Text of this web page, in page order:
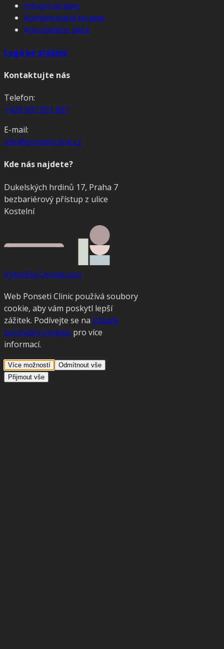
Infuzní terapie
Kombinovaná terapie
Koordinátor péče
Loga ke stažení
Kontaktujte nás
Telefon:
+420 607 001 007
E-mail:
info@ponseticlinic.cz
Kde nás najdete?
Dukelských hrdinů 17, Praha 7
bezbariérový přístup z ulice
Kostelní
Vytvořila Qerbia.com
Web Ponseti Clinic používá soubory
cookie, aby vám poskytl lepší
zážitek. Podívejte se na Zásady
používání cookies pro více
informací.
Více možností
Odmítnout vše
Přijmout vše